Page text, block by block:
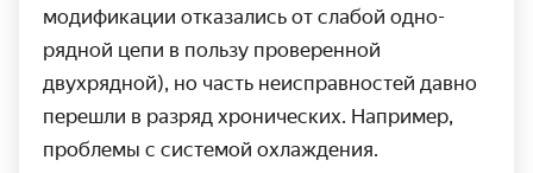
модифи­кации отказались от слабой одно­
рядной цепи в пользу проверенной
двухрядной), но часть неисправ­ностей давно
перешли в разряд хрони­ческих. Например,
проблемы с системой охлаждения.